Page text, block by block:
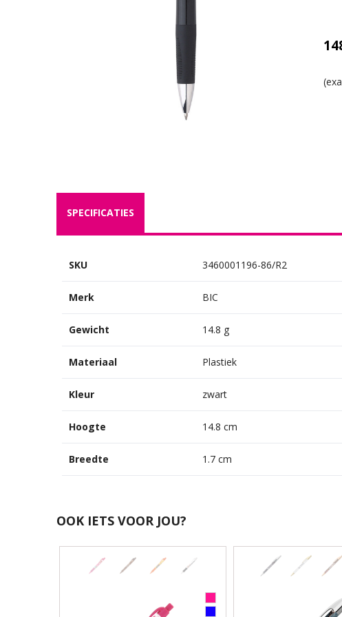
SPECIFICATIES
SKU 3460001196-86/R2
Merk BIC
Gewicht 14.8 g
Materiaal Plastiek
Kleur zwart
Hoogte 14.8 cm
Breedte 1.7 cm
OOK IETS VOOR JOU?